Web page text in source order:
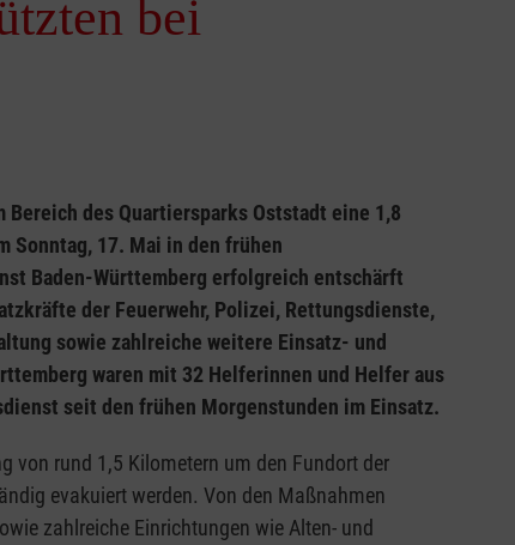
bei
des Quartiersparks Oststadt eine 1,8
Sonntag, 17. Mai in den frühen
Baden-Württemberg erfolgreich entschärft
der Feuerwehr, Polizei, Rettungsdienste,
sowie zahlreiche weitere Einsatz- und
waren mit 32 Helferinnen und Helfer aus
seit den frühen Morgenstunden im Einsatz.
von rund 1,5 Kilometern um den Fundort der
evakuiert werden. Von den Maßnahmen
zahlreiche Einrichtungen wie Alten- und